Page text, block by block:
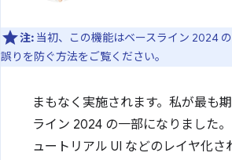
注: 当初、この機能はベースライン 2024
誤りを防ぐ方法をご覧ください。
まもなく実施されます。私が最も
ライン 2024 の一部になりました
ュートリアル UI などのレイヤ化